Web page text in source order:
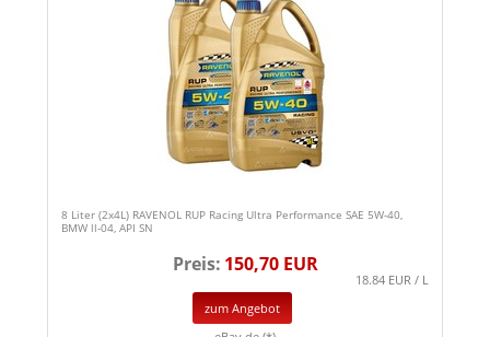
8 Liter (2x4L) RAVENOL RUP Racing Ultra Performance SAE 5W-40,
BMW ll-04, API SN
Preis: 150,70 EUR
18.84 EUR / L
zum Angebot